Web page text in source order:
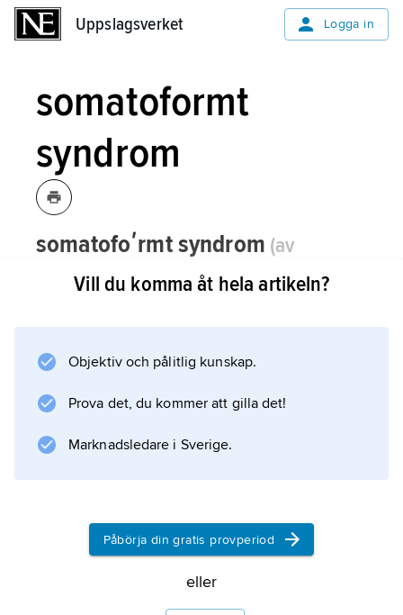
Uppslagsverket Logga in
somatoformt
syndrom
somatofoʹrmt syndrom (av
somato- och latin - foʹrmis
’-liknande’,
foʹrma’gestalt’, ’utseende’, ’form’)
(somatisk) sjukdom men har uppkommit
genom
somatisering
Vill du komma åt hela artikeln?
Objektiv och pålitlig kunskap.
Prova det, du kommer att gilla det!
Marknadsledare i Sverige.
Påbörja din gratis provperiod
eller